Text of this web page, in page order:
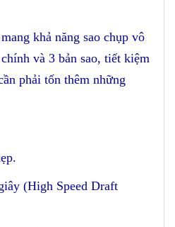
khả năng sao chụp vô
và 3 bản sao, tiết kiệm
phải tốn thêm những
(High Speed Draft